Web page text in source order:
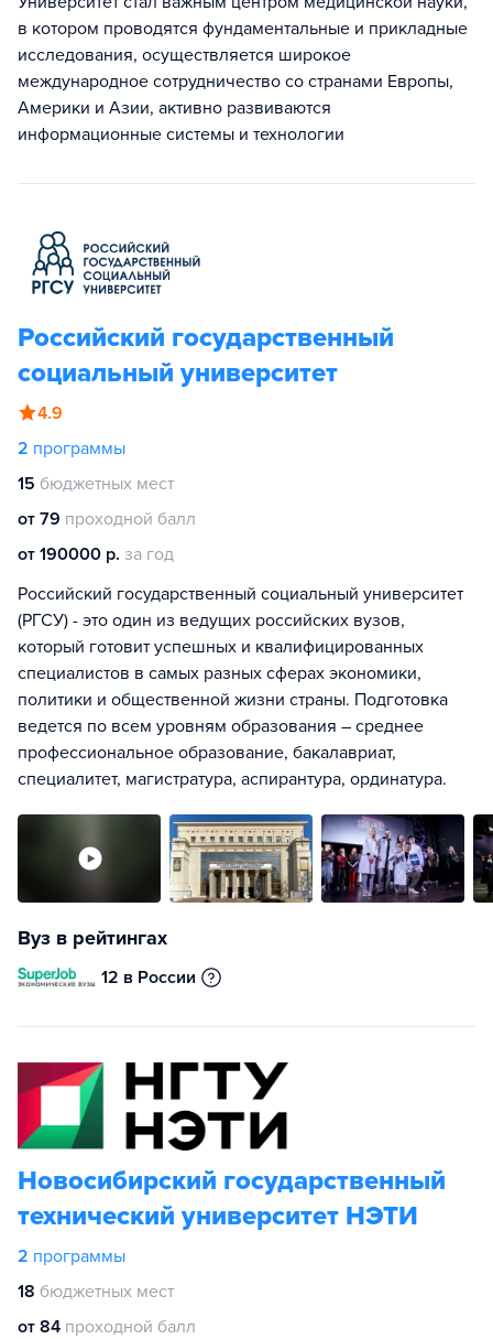
в котором проводятся фундаментальные и прикладные
исследования, осуществляется широкое
международное сотрудничество со странами Европы,
Америки и Азии, активно развиваются
информационные системы и технологии
Российский государственный
социальный университет
4.9
2 программы
15 бюджетных мест
от 79 проходной балл
от 190000 р. за год
Российский государственный социальный университет
(РГСУ) - это один из ведущих российских вузов,
который готовит успешных и квалифицированных
специалистов в самых разных сферах экономики,
политики и общественной жизни страны. Подготовка
ведется по всем уровням образования – среднее
профессиональное образование, бакалавриат,
специалитет, магистратура, аспирантура, ординатура.
Вуз в рейтингах
12 в России
Новосибирский государственный
технический университет НЭТИ
2 программы
18 бюджетных мест
от 84 проходной балл